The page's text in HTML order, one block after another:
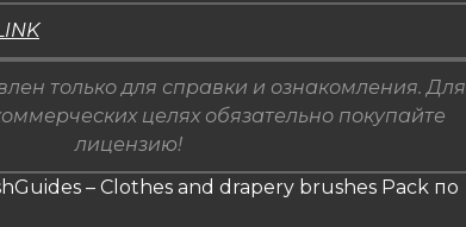
только для справки и ознакомления. Для
целях обязательно покупайте
лицензию!
– Clothes and drapery brushes Pack по